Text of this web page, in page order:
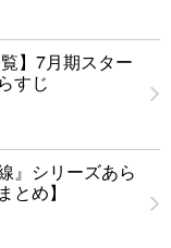
】7月期スター
すじ
』シリーズあら
とめ】